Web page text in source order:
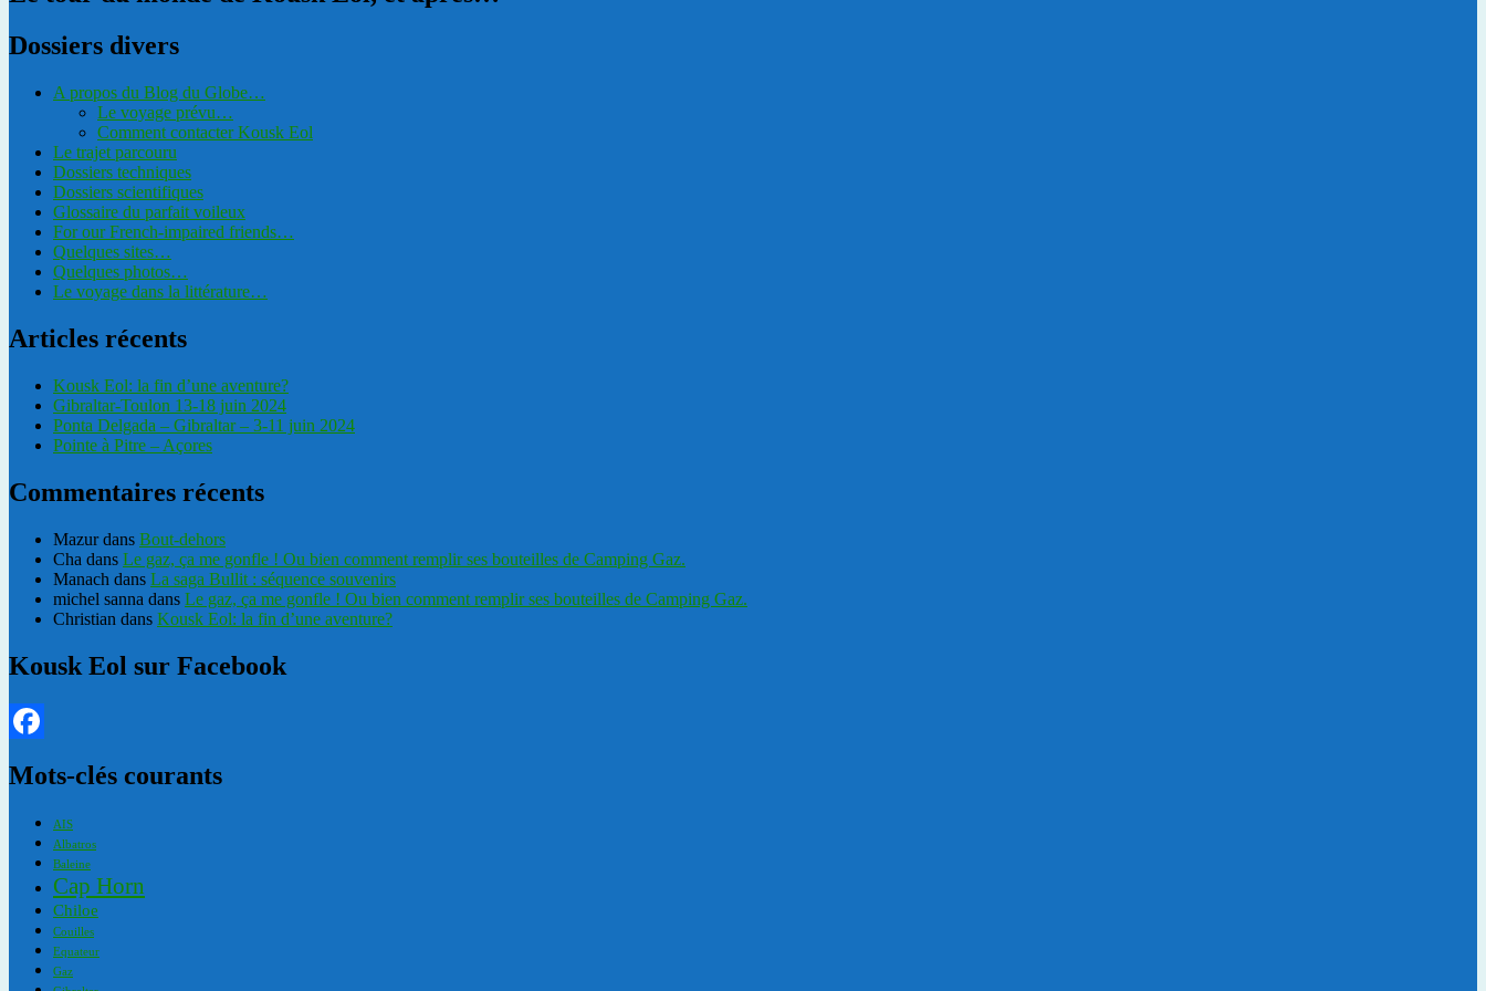
Dossiers divers
A propos du Blog du Globe…
Le voyage prévu…
Comment contacter Kousk Eol
Le trajet parcouru
Dossiers techniques
Dossiers scientifiques
Glossaire du parfait voileux
For our French-impaired friends…
Quelques sites…
Quelques photos…
Le voyage dans la littérature…
Articles récents
Kousk Eol: la fin d’une aventure?
Gibraltar-Toulon 13-18 juin 2024
Ponta Delgada – Gibraltar – 3-11 juin 2024
Pointe à Pitre – Açores
Commentaires récents
Mazurdans Bout-dehors
Cha dans Le gaz, ça me gonfle ! Ou bien comment remplir ses bouteilles de Camping Gaz.
Manach dans La saga Bullit : séquence souvenirs
michel sanna dans Le gaz, ça me gonfle ! Ou bien comment remplir ses bouteilles de Camping Gaz.
Christian dans Kousk Eol: la fin d’une aventure?
Kousk Eol sur Facebook
Mots-clés courants
AIS
Albatros
Baleine
Cap Horn
Chiloe
Couilles
Equateur
Gaz